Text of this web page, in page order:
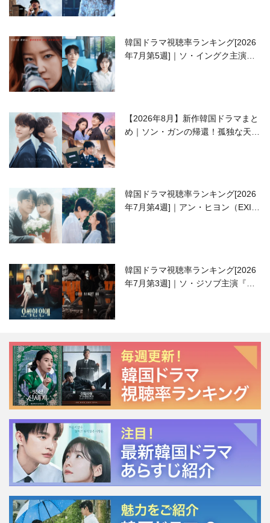
韓国ドラマ視聴率ランキング[2026
年7月第5週]｜ソ・イングク主演の
【2026年8月】新作韓国ドラマまと
め｜ソン・ガンの帰還！孤独な天才
韓国ドラマ視聴率ランキング[2026
年7月第4週]｜アン・ヒヨン（EXID
韓国ドラマ視聴率ランキング[2026
年7月第3週]｜ソ・ジソブ主演『エ